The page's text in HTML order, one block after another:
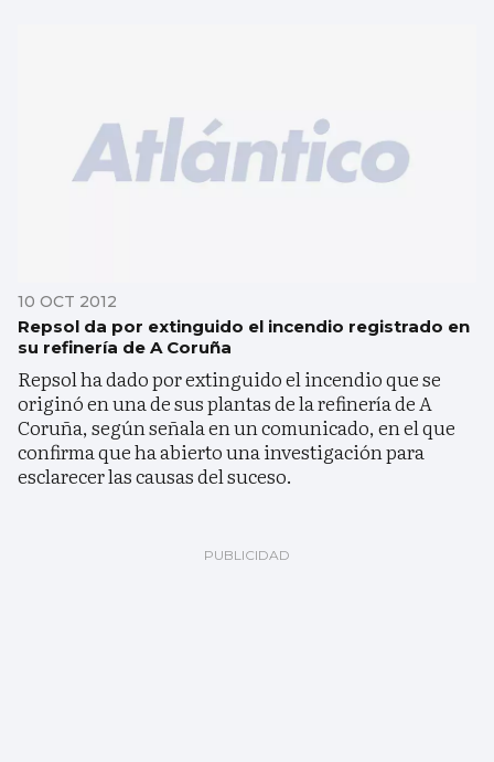
10 OCT 2012
Repsol da por extinguido el incendio registrado en
su refinería de A Coruña
Repsol ha dado por extinguido el incendio que se
originó en una de sus plantas de la refinería de A
Coruña, según señala en un comunicado, en el que
confirma que ha abierto una investigación para
esclarecer las causas del suceso.